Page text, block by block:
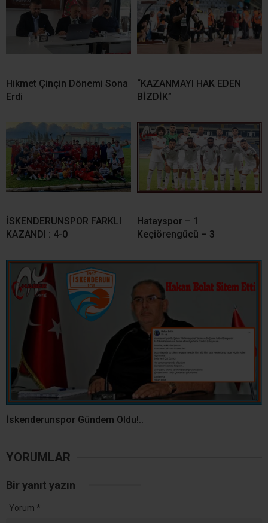
Hikmet Çinçin Dönemi Sona
Erdi
“KAZANMAYI HAK EDEN
BİZDİK”
İSKENDERUNSPOR FARKLI
KAZANDI : 4-0
Hatayspor – 1
Keçiörengücü – 3
İskenderunspor Gündem Oldu!..
YORUMLAR
Bir yanıt yazın
Yorum *